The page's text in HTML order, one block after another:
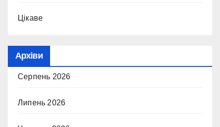
Цікаве
Архіви
Серпень 2026
Липень 2026